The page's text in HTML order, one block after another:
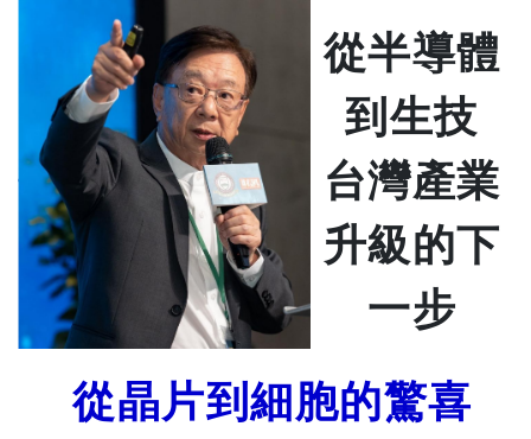
從半導體
到生技
台灣產業
升級的下
一步
從晶片到細胞的驚喜